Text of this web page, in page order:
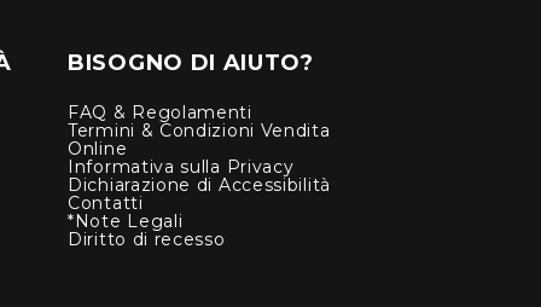
BISOGNO DI AIUTO?
FAQ & Regolamenti
Termini & Condizioni Vendita
Online
Informativa sulla Privacy
Dichiarazione di Accessibilità
Contatti
*Note Legali
Diritto di recesso